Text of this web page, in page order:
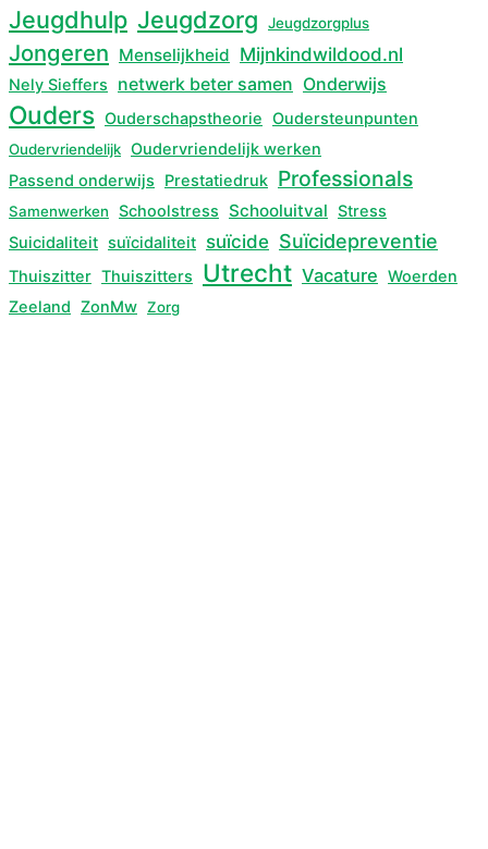
Jeugdhulp Jeugdzorg Jeugdzorgplus
Jongeren Menselijkheid Mijnkindwildood.nl
Nely Sieffers netwerk beter samen Onderwijs
Ouders Ouderschapstheorie Oudersteunpunten
Oudervriendelijk Oudervriendelijk werken
Passend onderwijs
Prestatiedruk Professionals
Samenwerken Schoolstress Schooluitval Stress
Suicidaliteit suïcidaliteit suïcide Suïcidepreventie
Thuiszitter Thuiszitters Utrecht Vacature Woerden
Zeeland ZonMw Zorg